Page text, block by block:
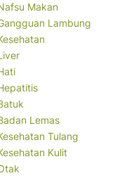
Makan
Lambung
Lemas
Tulang
Kulit